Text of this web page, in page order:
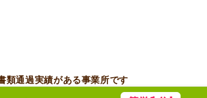
類通過実績がある事業所です